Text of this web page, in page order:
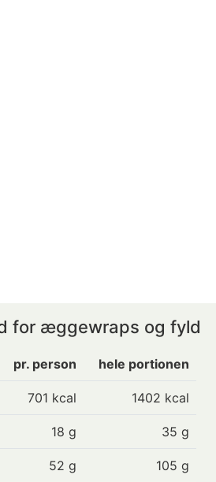
for æggewraps og fyld
pr. person hele portionen
701 kcal 1402 kcal
18 g 35 g
52 g 105 g